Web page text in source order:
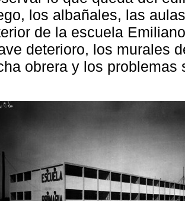
los albañales, las
de la escuela
deterioro, los murales
obrera y los problemas